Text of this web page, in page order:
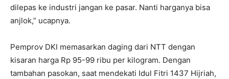
dilepas ke industri jangan ke pasar. Nanti harganya bisa
anjlok,” ucapnya.
Pemprov DKI memasarkan daging dari NTT dengan
kisaran harga Rp 95-99 ribu per kilogram. Dengan
tambahan pasokan, saat mendekati Idul Fitri 1437 Hijriah,